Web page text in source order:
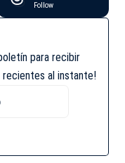
Follow
para recibir
al instante!